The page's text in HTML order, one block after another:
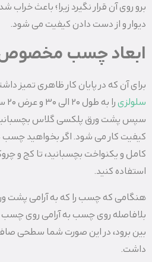
برو روی آن قرار نگیرد زیرا؛ باعث
دیوار و از دست دادن کیفیت می شود.
ابعاد چسب
برای آن که در پایان کار ظاهری تمیز
سلولزی
سپس پشت ورق پلکسی گلاس
کیفیت کار می شود. اگر بخواهید چسب
کامل و یکنواخت بچسبانید، تا کج و
استفاده کنید.
هنگامی که چسب را که به آرامی پشت
بلافاصله روی چسب به آرامی روی چسب
بین برود، در این صورت شما سطحی
داشت.